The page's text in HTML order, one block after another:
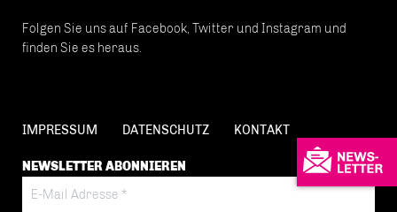
Folgen Sie uns auf Facebook, Twitter und Instagram und
finden Sie es heraus.
IMPRESSUM DATENSCHUTZ KONTAKT
NEWSLETTER ABONNIEREN